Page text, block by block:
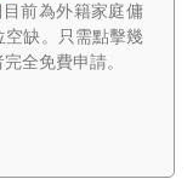
前為外籍家庭傭
空缺。只需點擊幾
全免費申請。